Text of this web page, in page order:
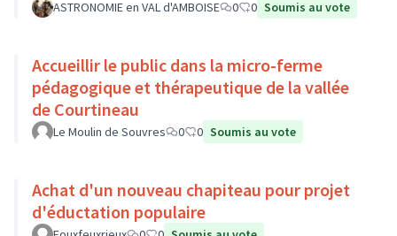
ASTRONOMIE en VAL d'AMBOISE 0 0 Soumis au vote
Accueillir le public dans la micro-ferme
pédagogique et thérapeutique de la vallée
de Courtineau
Le Moulin de Souvres 0 0 Soumis au vote
Achat d'un nouveau chapiteau pour projet
d'éductation populaire